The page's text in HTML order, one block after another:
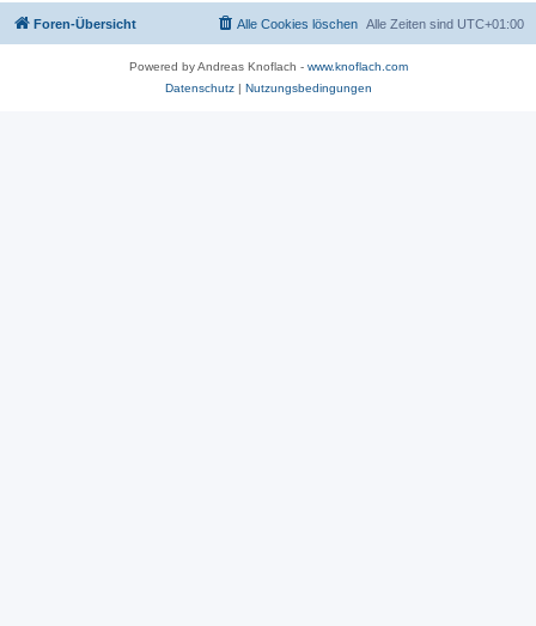
Foren-Übersicht Alle Zeiten sind UTC+01:00
Alle Cookies löschen
Powered by Andreas Knoflach - www.knoflach.com
Datenschutz| Nutzungsbedingungen